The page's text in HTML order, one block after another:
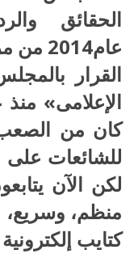
الحقائق
القرار
الإعلامى» منذ
كان من الصعب
للشائعات على
لكن الآن
منظم، وسريع،
كتايب